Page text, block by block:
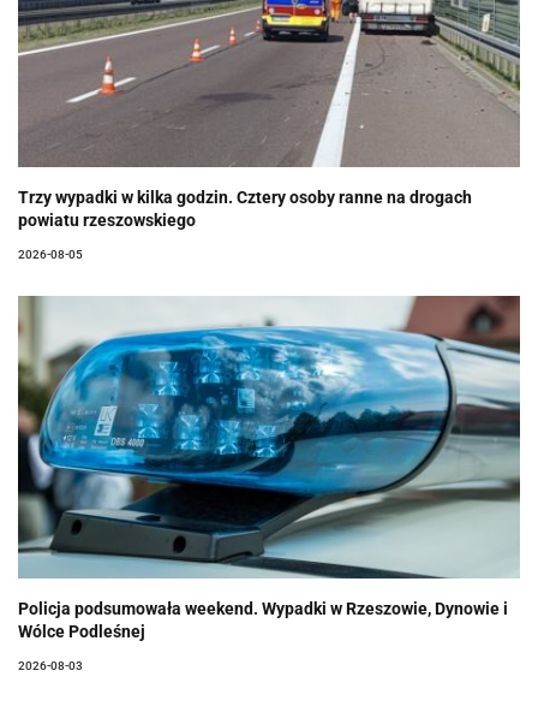
Trzy wypadki w kilka godzin. Cztery osoby ranne na drogach
powiatu rzeszowskiego
2026-08-05
Policja podsumowała weekend. Wypadki w Rzeszowie, Dynowie i
Wólce Podleśnej
2026-08-03